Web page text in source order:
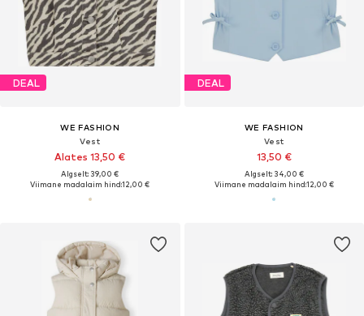
DEAL
WE FASHION
Vest
Alates 13,50 €
Algselt: 39,00 €
Viimane madalaim hind:12,00 €
DEAL
WE FASHION
Vest
13,50 €
Algselt: 34,00 €
Viimane madalaim hind:12,00 €